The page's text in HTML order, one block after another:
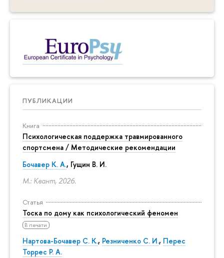
ПУБЛИКАЦИИ
Книга
Психологическая поддержка травмированного
спортсмена / Методические рекомендации
Бочавер К. А., Гущин В. И.
М.: Квант, 2026.
Статья
Тоска по дому как психологический феномен
В печати
Нартова-Бочавер С. К., Резниченко С. И., Перес
Торрес Р. А.